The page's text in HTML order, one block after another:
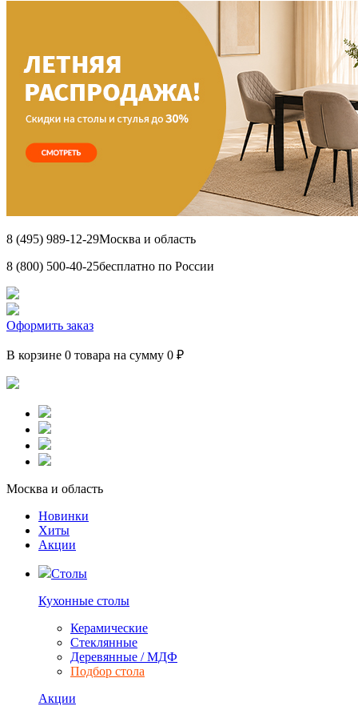
8 (495) 989-12-29Москва и область
8 (800) 500-40-25бесплатно по России
Оформить заказ
В корзине 0 товара на сумму 0 ₽
Москва и область
Новинки
Хиты
Акции
Столы
Кухонные столы
Керамические
Стеклянные
Деревянные / МДФ
Подбор стола
Акции